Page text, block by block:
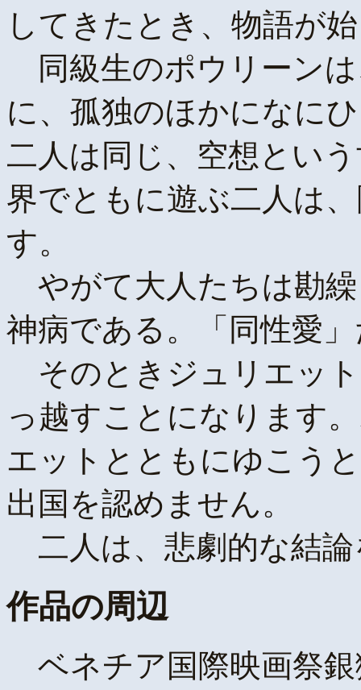
してきたとき、物語が
同級生のポウリーン
に、孤独のほかになに
二人は同じ、空想とい
界でともに遊ぶ二人は
す。
やがて大人たちは勘
神病である。「同性愛
そのときジュリエッ
っ越すことになります
エットとともにゆこう
出国を認めません。
二人は、悲劇的な結論
作品の周辺
ベネチア国際映画祭